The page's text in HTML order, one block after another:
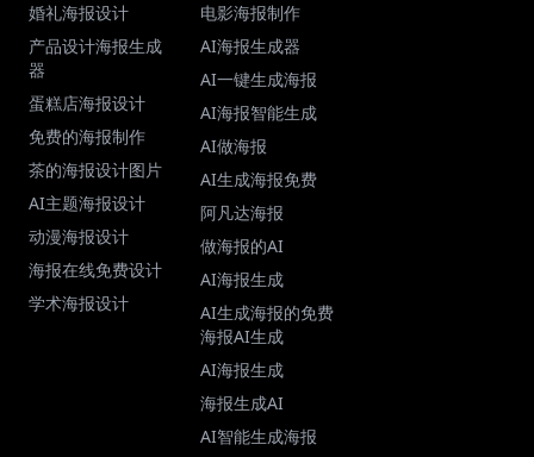
婚礼海报设计
产品设计海报生成
器
蛋糕店海报设计
免费的海报制作
茶的海报设计图片
AI主题海报设计
动漫海报设计
海报在线免费设计
学术海报设计
电影海报制作
AI海报生成器
AI一键生成海报
AI海报智能生成
AI做海报
AI生成海报免费
阿凡达海报
做海报的AI
AI海报生成
AI生成海报的免费
海报AI生成
AI海报生成
海报生成AI
AI智能生成海报